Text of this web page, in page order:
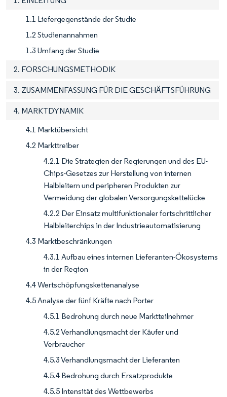
1.1 Liefergegenstände der Studie
1.2 Studienannahmen
1.3 Umfang der Studie
2. FORSCHUNGSMETHODIK
3. ZUSAMMENFASSUNG FÜR DIE GESCHÄFTSFÜHRUNG
4. MARKTDYNAMIK
4.1 Marktübersicht
4.2 Markttreiber
4.2.1 Die Strategien der Regierungen und des EU-
Chips-Gesetzes zur Herstellung von internen
Halbleitern und peripheren Produkten zur
Vermeidung der globalen Versorgungskettelücke
4.2.2 Der Einsatz multifunktionaler fortschrittlicher
Halbleiterchips in der Industrieautomatisierung
4.3 Marktbeschränkungen
4.3.1 Aufbau eines internen Lieferanten-Ökosystems
in der Region
4.4 Wertschöpfungskettenanalyse
4.5 Analyse der fünf Kräfte nach Porter
4.5.1 Bedrohung durch neue Marktteilnehmer
4.5.2 Verhandlungsmacht der Käufer und
Verbraucher
4.5.3 Verhandlungsmacht der Lieferanten
4.5.4 Bedrohung durch Ersatzprodukte
4.5.5 Intensität des Wettbewerbs